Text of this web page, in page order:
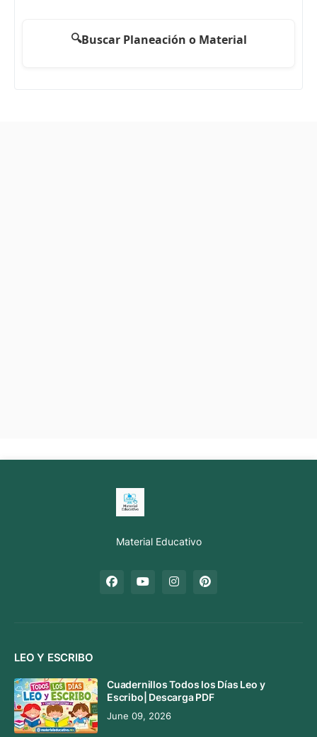
🔍Buscar Planeación o Material
Material Educativo
LEO Y ESCRIBO
Cuadernillos Todos los Días Leo y
Escribo| Descarga PDF
June 09, 2026